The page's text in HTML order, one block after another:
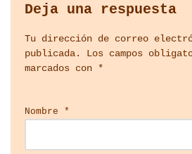
Deja una respuesta
Tu dirección de correo
publicada.
Los campos
marcados con *
Nombre *